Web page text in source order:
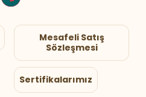
Mesafeli Satış
Sözleşmesi
Sertifikalarımız